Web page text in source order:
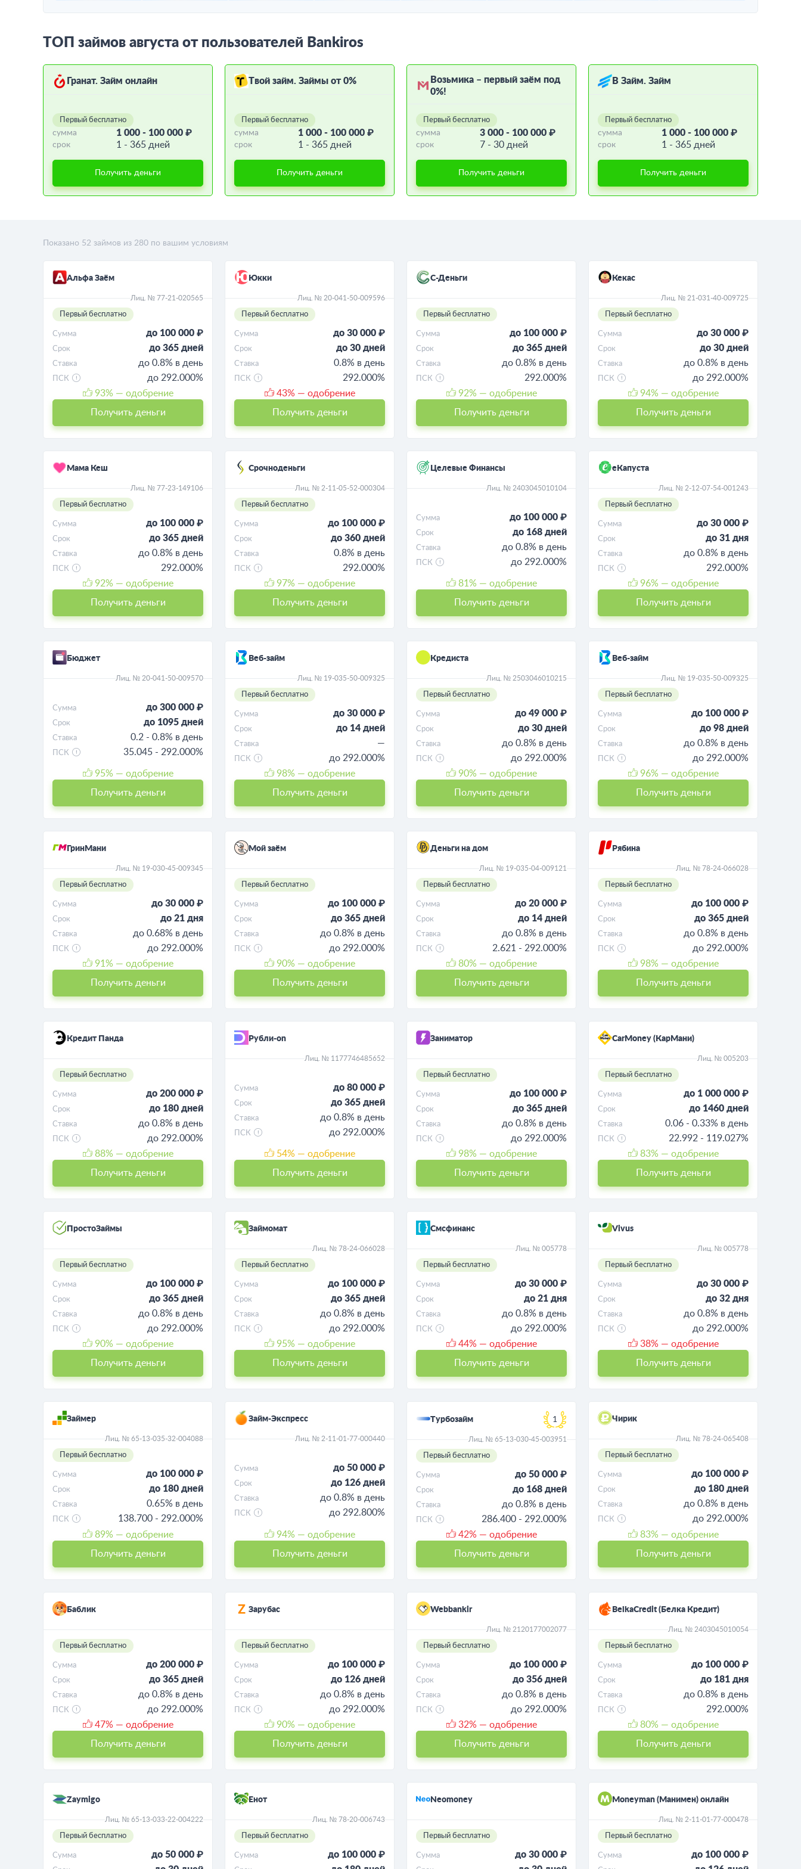
ТОП займов августа от пользователей Bankiros
Гранат. Займ онлайн
Первый бесплатно
сумма 1 000 - 100 000 ₽
срок 1 - 365 дней
Получить деньги
Твой займ. Займы от 0%
Первый бесплатно
сумма 1 000 - 100 000 ₽
срок 1 - 365 дней
Получить деньги
Возьмика – первый заём под
0%!
Первый бесплатно
сумма 3 000 - 100 000 ₽
срок 7 - 30 дней
Получить деньги
В Займ. Займ
Первый бесплатно
сумма 1 000 - 100 000 ₽
срок 1 - 365 дней
Получить деньги
Показано 52 займов из 280 по вашим условиям
Альфа Заём
Лиц. № 77-21-020565
Первый бесплатно
Сумма до 100 000 ₽
Срок до 365 дней
Ставка до 0.8% в день
ПСК
до 292.000%
93% — одобрение
Получить деньги
Юкки
Лиц. № 20-041-50-009596
Первый бесплатно
Сумма до 30 000 ₽
Срок до 30 дней
Ставка 0.8% в день
ПСК
292.000%
43% — одобрение
Получить деньги
С-Деньги
Первый бесплатно
Сумма до 100 000 ₽
Срок до 365 дней
Ставка до 0.8% в день
ПСК
292.000%
92% — одобрение
Получить деньги
Кекас
Лиц. № 21-031-40-009725
Первый бесплатно
Сумма до 30 000 ₽
Срок до 30 дней
Ставка до 0.8% в день
ПСК
до 292.000%
94% — одобрение
Получить деньги
Мама Кеш
Лиц. № 77-23-149106
Первый бесплатно
Сумма до 100 000 ₽
Срок до 365 дней
Ставка до 0.8% в день
ПСК
292.000%
92% — одобрение
Получить деньги
Срочноденьги
Лиц. № 2-11-05-52-000304
Первый бесплатно
Сумма до 100 000 ₽
Срок до 360 дней
Ставка 0.8% в день
ПСК
292.000%
97% — одобрение
Получить деньги
Целевые Финансы
Лиц. № 2403045010104
Сумма до 100 000 ₽
Срок до 168 дней
Ставка до 0.8% в день
ПСК до 292.000%
81 % — одобрение
Получить деньги
еКапуста
Лиц. № 2-12-07-54-001243
Первый бесплатно
Сумма до 30 000 ₽
Срок до 31 дня
Ставка до 0.8% в день
ПСК
292.000%
96% — одобрение
Получить деньги
Бюджет
Лиц. № 20-041-50-009570
Сумма до 300 000 ₽
Срок до 1095 дней
Ставка 0.2 - 0.8% в день
ПСК 35.045 - 292.000%
95% — одобрение
Получить деньги
Веб-займ
Лиц. № 19-035-50-009325
Первый бесплатно
Сумма до 30 000 ₽
Срок до 14 дней
Ставка —
ПСК
до 292.000%
98% — одобрение
Получить деньги
Кредиста
Лиц. № 2503046010215
Первый бесплатно
Сумма до 49 000 ₽
Срок до 30 дней
Ставка до 0.8% в день
ПСК
до 292.000%
90% — одобрение
Получить деньги
Веб-займ
Лиц. № 19-035-50-009325
Первый бесплатно
Сумма до 100 000 ₽
Срок до 98 дней
Ставка до 0.8% в день
ПСК
до 292.000%
96% — одобрение
Получить деньги
ГринМани
Лиц. № 19-030-45-009345
Первый бесплатно
Сумма до 30 000 ₽
Срок до 21 дня
Ставка до 0.68% в день
ПСК
до 292.000%
91 % — одобрение
Получить деньги
Мой заём
Первый бесплатно
Сумма до 100 000 ₽
Срок до 365 дней
Ставка до 0.8% в день
ПСК
до 292.000%
90% — одобрение
Получить деньги
Деньги на дом
Лиц. № 19-035-04-009121
Первый бесплатно
Сумма до 20 000 ₽
Срок до 14 дней
Ставка до 0.8% в день
ПСК
2.621 - 292.000%
80% — одобрение
Получить деньги
Рябина
Лиц. № 78-24-066028
Первый бесплатно
Сумма до 100 000 ₽
Срок до 365 дней
Ставка до 0.8% в день
ПСК
до 292.000%
98% — одобрение
Получить деньги
Кредит Панда
Первый бесплатно
Сумма до 200 000 ₽
Срок до 180 дней
Ставка до 0.8% в день
ПСК
до 292.000%
88% — одобрение
Получить деньги
Рубли-on
Лиц. № 1177746485652
Сумма до 80 000 ₽
Срок до 365 дней
Ставка до 0.8% в день
ПСК до 292.000%
54% — одобрение
Получить деньги
Заниматор
Первый бесплатно
Сумма до 100 000 ₽
Срок до 365 дней
Ставка до 0.8% в день
ПСК
до 292.000%
98% — одобрение
Получить деньги
CarMoney (КарМани)
Лиц. № 005203
Первый бесплатно
Сумма до 1 000 000 ₽
Срок до 1460 дней
Ставка 0.06 - 0.33% в день
ПСК
22.992 - 119.027%
83% — одобрение
Получить деньги
ПростоЗаймы
Первый бесплатно
Сумма до 100 000 ₽
Срок до 365 дней
Ставка до 0.8% в день
ПСК
до 292.000%
90% — одобрение
Получить деньги
Займомат
Лиц. № 78-24-066028
Первый бесплатно
Сумма до 100 000 ₽
Срок до 365 дней
Ставка до 0.8% в день
ПСК
до 292.000%
95% — одобрение
Получить деньги
Смсфинанс
Лиц. № 005778
Первый бесплатно
Сумма до 30 000 ₽
Срок до 21 дня
Ставка до 0.8% в день
ПСК
до 292.000%
44% — одобрение
Получить деньги
Vivus
Лиц. № 005778
Первый бесплатно
Сумма до 30 000 ₽
Срок до 32 дня
Ставка до 0.8% в день
ПСК
до 292.000%
38% — одобрение
Получить деньги
Займер
Лиц. № 65-13-035-32-004088
Первый бесплатно
Сумма до 100 000 ₽
Срок до 180 дней
Ставка 0.65% в день
ПСК
138.700 - 292.000%
89% — одобрение
Получить деньги
Займ-Экспресс
Лиц. № 2-11-01-77-000440
Сумма до 50 000 ₽
Срок до 126 дней
Ставка до 0.8% в день
ПСК до 292.800%
94% — одобрение
Получить деньги
Турбозайм 1
Лиц. № 65-13-030-45-003951
Первый бесплатно
Сумма до 50 000 ₽
Срок до 168 дней
Ставка до 0.8% в день
ПСК
286.400 - 292.000%
42% — одобрение
Получить деньги
Чирик
Лиц. № 78-24-065408
Первый бесплатно
Сумма до 100 000 ₽
Срок до 180 дней
Ставка до 0.8% в день
ПСК
до 292.000%
83% — одобрение
Получить деньги
Баблик
Первый бесплатно
Сумма до 200 000 ₽
Срок до 365 дней
Ставка до 0.8% в день
ПСК
до 292.000%
47% — одобрение
Получить деньги
Зарубас
Первый бесплатно
Сумма до 100 000 ₽
Срок до 126 дней
Ставка до 0.8% в день
ПСК
до 292.000%
90% — одобрение
Получить деньги
Webbankir
Лиц. № 2120177002077
Первый бесплатно
Сумма до 100 000 ₽
Срок до 356 дней
Ставка до 0.8% в день
ПСК
до 292.000%
32% — одобрение
Получить деньги
BelkaCredit (Белка Кредит)
Лиц. № 2403045010054
Первый бесплатно
Сумма до 100 000 ₽
Срок до 181 дня
Ставка до 0.8% в день
ПСК
292.000%
80% — одобрение
Получить деньги
Zaymigo
Лиц. № 65-13-033-22-004222
Первый бесплатно
Сумма до 50 000 ₽
Енот
Лиц. № 78-20-006743
Первый бесплатно
Сумма до 100 000 ₽
Neomoney
Первый бесплатно
Сумма до 30 000 ₽
Moneyman (Манимен) онлайн
Лиц. № 2-11-01-77-000478
Первый бесплатно
Сумма до 100 000 ₽